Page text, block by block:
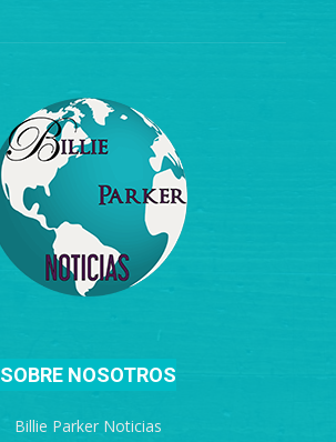
SOBRE NOSOTROS
Billie Parker Noticias